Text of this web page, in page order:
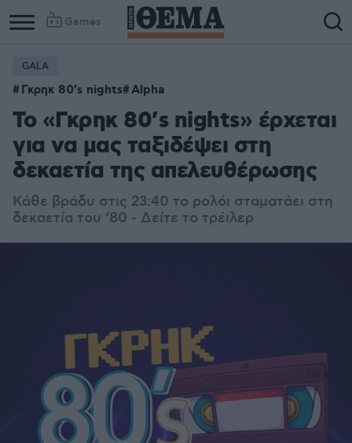
Games
GALA
Γκρηκ 80’s nights Alpha
Το «Γκρηκ 80’s nights» έρχεται
για να μας ταξιδέψει στη
δεκαετία της απελευθέρωσης
Κάθε βράδυ στις 23:40 το ρολόι σταματάει στη
δεκαετία του ‘80 - Δείτε το τρέιλερ